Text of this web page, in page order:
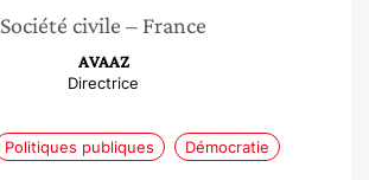
Société civile – France
AVAAZ
Directrice
Politiques publiques Démocratie